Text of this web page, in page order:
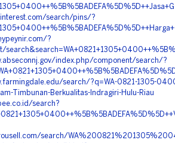
search/pins/?
?
index.php/component/search/?
search/?q=WA-0821-1305-
Timbunan-Berkualitas-Indragiri-Hulu-Riau
search?
search/